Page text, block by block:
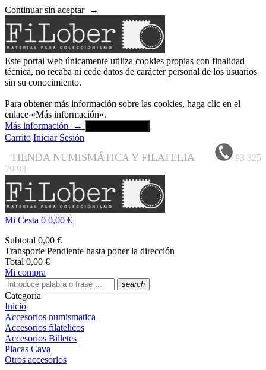
Continuar sin aceptar →
Este portal web únicamente utiliza cookies propias con finalidad
técnica, no recaba ni cede datos de carácter personal de los usuarios
sin su conocimiento.
Para obtener más información sobre las cookies, haga clic en el
enlace «Más información».
Más información
→
Carrito Iniciar Sesión
TIENDA NUMISMÁTICA Y FILATELIA
93 325
79 93
Mi Cesta 0 0,00 €
Subtotal 0,00 €
Transporte Pendiente hasta poner la dirección
Total 0,00 €
Mi compra
search
Categoría
Inicio
Accesorios numismatica
Accesorios filatelicos
Accesorios Billetes
Placas Cava
Otros accesorios